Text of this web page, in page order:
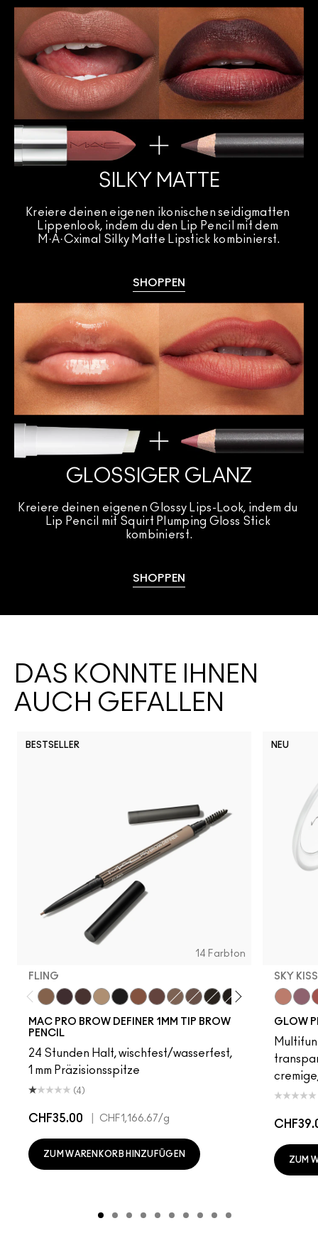
SILKY MATTE
Kreiere deinen eigenen ikonischen seidigmatten
Lippenlook, indem du den Lip Pencil mit dem
M·A·Cximal Silky Matte Lipstick kombinierst.
SHOPPEN
GLOSSIGER GLANZ
Kreiere deinen eigenen Glossy Lips-Look, indem du
Lip Pencil mit Squirt Plumping Gloss Stick
kombinierst.
SHOPPEN
DAS KÖNNTE IHNEN
AUCH GEFALLEN
BESTSELLER
14 Farbton
FLING
MAC PRO BROW DEFINER 1MM TIP BROW
PENCIL
24 Stunden Halt, wischfest/wasserfest,
1 mm Präzisionsspitze
(4)
CHF35.00 CHF1,166.67/g
ZUM WARENKORB HINZUFÜGEN
NEU
SKY
GLOW
ZUM